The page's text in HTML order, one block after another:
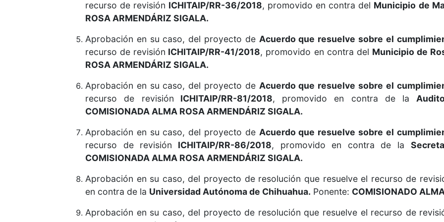
recurso de revisión ICHITAIP/RR-36/2018, promovido en contra del Municipio de
ROSA ARMENDÁRIZ SIGALA.
Aprobación en su caso, del proyecto de Acuerdo que resuelve sobre el
recurso de revisión ICHITAIP/RR-41/2018, promovido en contra del Municipio de
ROSA ARMENDÁRIZ SIGALA.
Aprobación en su caso, del proyecto de Acuerdo que resuelve sobre el
recurso de revisión ICHITAIP/RR-81/2018, promovido en contra de la
COMISIONADA ALMA ROSA ARMENDÁRIZ SIGALA.
Aprobación en su caso, del proyecto de Acuerdo que resuelve sobre el
recurso de revisión ICHITAIP/RR-86/2018, promovido en contra de la
COMISIONADA ALMA ROSA ARMENDÁRIZ SIGALA.
Aprobación en su caso, del proyecto de resolución que resuelve el recurso de
en contra de la Universidad Autónoma de Chihuahua. Ponente: COMISIONADO
Aprobación en su caso, del proyecto de resolución que resuelve el recurso de